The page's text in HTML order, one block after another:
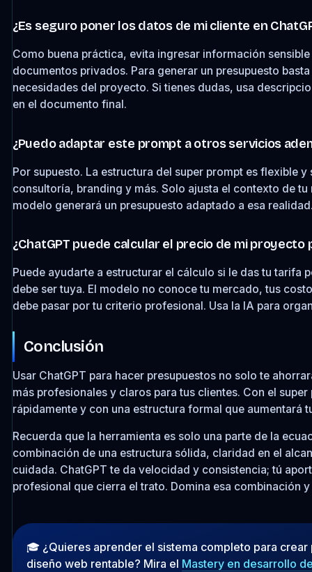
¿Es seguro poner los datos de mi cliente en
Como buena práctica, evita ingresar información
documentos privados. Para generar un presupuesto
necesidades del proyecto. Si tienes dudas, usa
en el documento final.
¿Puedo adaptar este prompt a otros servicios
Por supuesto. La estructura del super prompt es flexible
consultoría, branding y más. Solo ajusta el contexto de
modelo generará un presupuesto adaptado a esa
¿ChatGPT puede calcular el precio de mi proyecto
Puede ayudarte a estructurar el cálculo si le das tu
debe ser tuya. El modelo no conoce tu mercado, tus
debe pasar por tu criterio profesional. Usa la IA para
Conclusión
Usar ChatGPT para hacer presupuestos no solo te
más profesionales y claros para tus clientes. Con el
rápidamente y con una estructura formal que aumentará
Recuerda que la herramienta es solo una parte de la
combinación de una estructura sólida, claridad en el
cuidada. ChatGPT te da velocidad y consistencia; tú
profesional que cierra el trato. Domina esa combinación
🎓 ¿Quieres aprender el sistema completo para
diseño web rentable? Mira el Mastery en desarrollo